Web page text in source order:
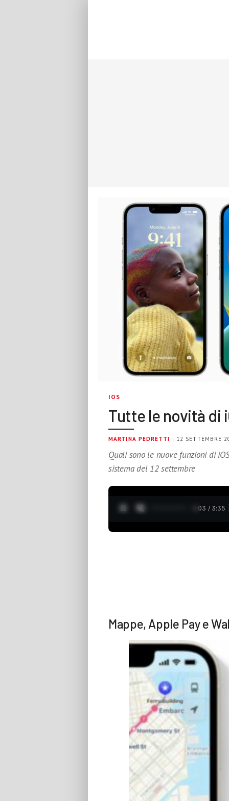
IOS
Tutte le novità di
MARTINA PEDRETTI | 12 SETTEMBRE
Quali sono le nuove funzioni di
sistema del 12 settembre
0:04 / 3:35
Mappe, Apple Pay e